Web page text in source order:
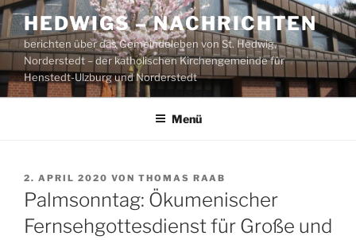
Zum
Inhalt
springen
HEDWIGS – NACHRICHTEN
berichten über das Gemeindeleben von St. Hedwig,
Norderstedt – der katholischen Kirchengemeinde für
Henstedt-Ulzburg und Norderstedt
Menü
VERÖFFENTLICHT
AM
2. APRIL 2020 VON THOMAS RAAB
Palmsonntag: Ökumenischer
Fernsehgottesdienst für Große und